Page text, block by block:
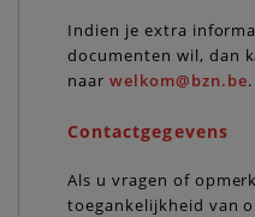
Indien je extra
documenten wil, dan
naar welkom@bzn.be.
Contactgegevens
Als u vragen of
toegankelijkheid van